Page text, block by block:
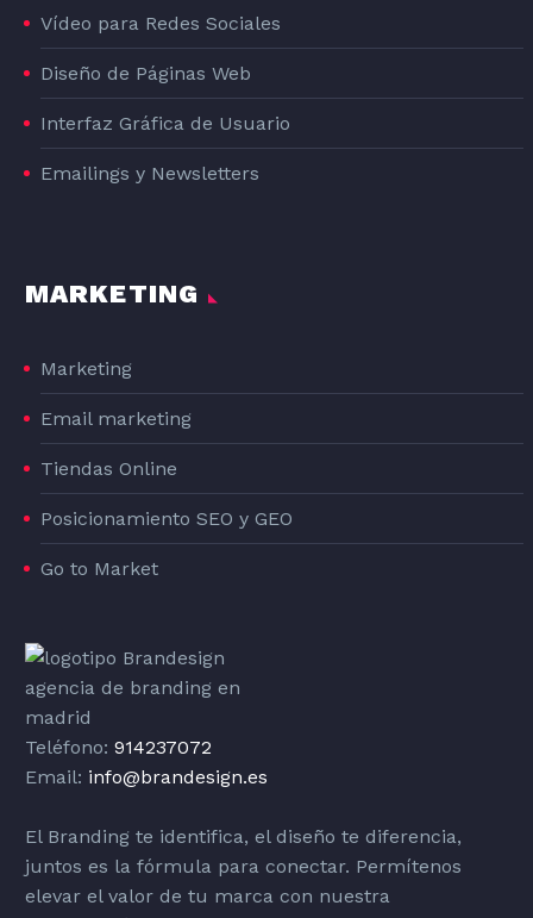
Vídeo para Redes Sociales
Diseño de Páginas Web
Interfaz Gráfica de Usuario
Emailings y Newsletters
MARKETING
Marketing
Email marketing
Tiendas Online
Posicionamiento SEO y GEO
Go to Market
Teléfono: 914237072
Email: info@brandesign.es
El Branding te identifica, el diseño te diferencia,
juntos es la fórmula para conectar. Permítenos
elevar el valor de tu marca con nuestra